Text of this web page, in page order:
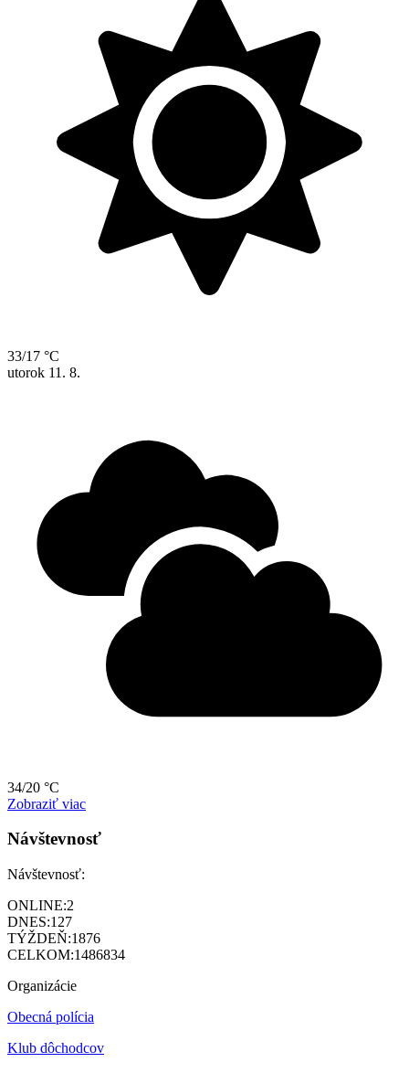
33/17 °C
utorok 11. 8.
34/20 °C
Zobraziť viac
Návštevnosť
Návštevnosť:
ONLINE:2
DNES:127
TÝŽDEŇ:1876
CELKOM:1486834
Organizácie
Obecná polícia
Klub dôchodcov